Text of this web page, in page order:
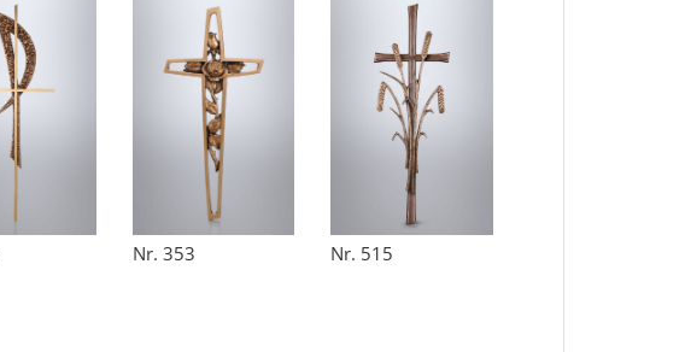
Nr. 353 Nr. 515